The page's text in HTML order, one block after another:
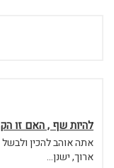
להיות שף , האם זו
אתה אוהב להכין ולבשל
ארוך, ישנן...